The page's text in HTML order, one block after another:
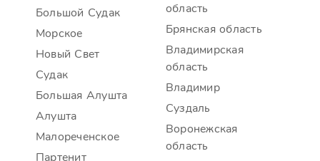
Большой Судак
Морское
Новый Свет
Судак
Большая Алушта
Алушта
Малореченское
Партенит
область
Брянская область
Владимирская
область
Владимир
Суздаль
Воронежская
область